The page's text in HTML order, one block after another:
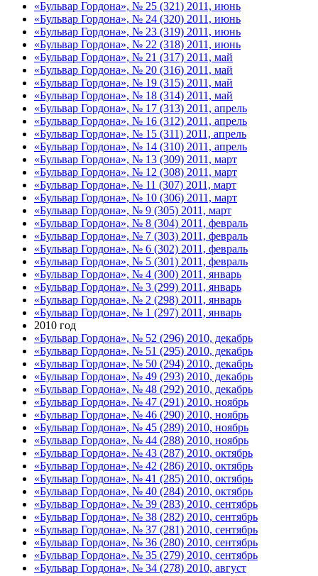
«Бульвар Гордона», № 25 (321) 2011, июнь
«Бульвар Гордона», № 24 (320) 2011, июнь
«Бульвар Гордона», № 23 (319) 2011, июнь
«Бульвар Гордона», № 22 (318) 2011, июнь
«Бульвар Гордона», № 21 (317) 2011, май
«Бульвар Гордона», № 20 (316) 2011, май
«Бульвар Гордона», № 19 (315) 2011, май
«Бульвар Гордона», № 18 (314) 2011, май
«Бульвар Гордона», № 17 (313) 2011, апрель
«Бульвар Гордона», № 16 (312) 2011, апрель
«Бульвар Гордона», № 15 (311) 2011, апрель
«Бульвар Гордона», № 14 (310) 2011, апрель
«Бульвар Гордона», № 13 (309) 2011, март
«Бульвар Гордона», № 12 (308) 2011, март
«Бульвар Гордона», № 11 (307) 2011, март
«Бульвар Гордона», № 10 (306) 2011, март
«Бульвар Гордона», № 9 (305) 2011, март
«Бульвар Гордона», № 8 (304) 2011, февраль
«Бульвар Гордона», № 7 (303) 2011, февраль
«Бульвар Гордона», № 6 (302) 2011, февраль
«Бульвар Гордона», № 5 (301) 2011, февраль
«Бульвар Гордона», № 4 (300) 2011, январь
«Бульвар Гордона», № 3 (299) 2011, январь
«Бульвар Гордона», № 2 (298) 2011, январь
«Бульвар Гордона», № 1 (297) 2011, январь
2010 год
«Бульвар Гордона», № 52 (296) 2010, декабрь
«Бульвар Гордона», № 51 (295) 2010, декабрь
«Бульвар Гордона», № 50 (294) 2010, декабрь
«Бульвар Гордона», № 49 (293) 2010, декабрь
«Бульвар Гордона», № 48 (292) 2010, декабрь
«Бульвар Гордона», № 47 (291) 2010, ноябрь
«Бульвар Гордона», № 46 (290) 2010, ноябрь
«Бульвар Гордона», № 45 (289) 2010, ноябрь
«Бульвар Гордона», № 44 (288) 2010, ноябрь
«Бульвар Гордона», № 43 (287) 2010, октябрь
«Бульвар Гордона», № 42 (286) 2010, октябрь
«Бульвар Гордона», № 41 (285) 2010, октябрь
«Бульвар Гордона», № 40 (284) 2010, октябрь
«Бульвар Гордона», № 39 (283) 2010, сентябрь
«Бульвар Гордона», № 38 (282) 2010, сентябрь
«Бульвар Гордона», № 37 (281) 2010, сентябрь
«Бульвар Гордона», № 36 (280) 2010, сентябрь
«Бульвар Гордона», № 35 (279) 2010, сентябрь
«Бульвар Гордона», № 34 (278) 2010, август